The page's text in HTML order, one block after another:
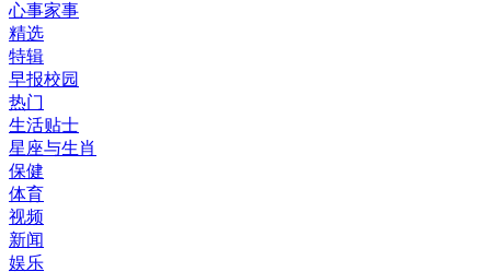
心事家事
精选
特辑
早报校园
热门
生活贴士
星座与生肖
保健
体育
视频
新闻
娱乐